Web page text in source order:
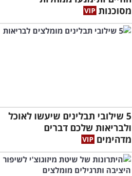
מסוכנות
5 שילובי תבלינים שיעשו לאוכל
ולבריאות שלכם דברים
מדהימים